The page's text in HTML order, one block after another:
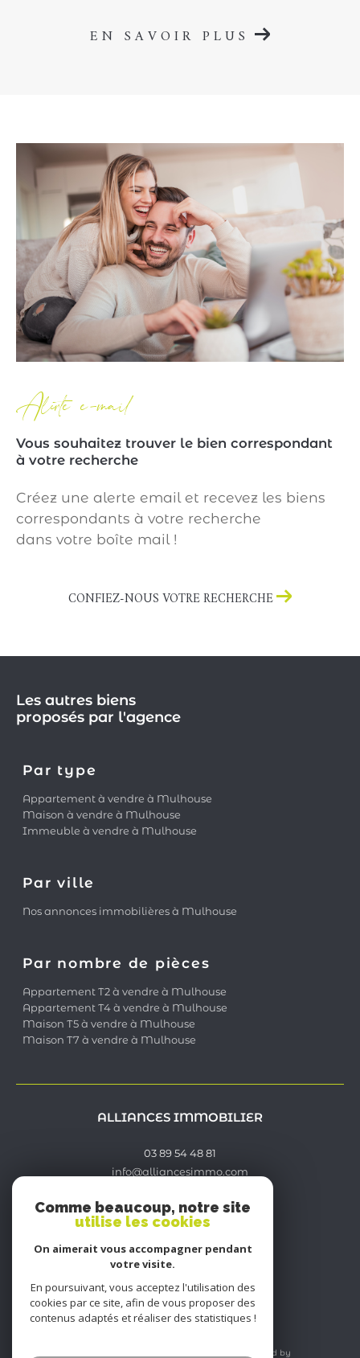
EN SAVOIR PLUS
Alerte e-mail
Vous souhaitez trouver le bien correspondant
à votre recherche
Créez une alerte email et recevez les biens
correspondants à votre recherche
dans votre boîte mail !
CONFIEZ-NOUS VOTRE RECHERCHE
Les autres biens
proposés par l'agence
Par type
Appartement à vendre à Mulhouse
Maison à vendre à Mulhouse
Immeuble à vendre à Mulhouse
Par ville
Nos annonces immobilières à Mulhouse
Par nombre de pièces
Appartement T2 à vendre à Mulhouse
Appartement T4 à vendre à Mulhouse
Maison T5 à vendre à Mulhouse
Maison T7 à vendre à Mulhouse
ALLIANCES IMMOBILIER
03 89 54 48 81
info@alliancesimmo.com
68200
mulhouse
Nous suivre sur
© 2026 | Tous droits réservés | Traduction powered by
Comme beaucoup, notre site
utilise les cookies
On aimerait vous accompagner pendant
votre visite.
En poursuivant, vous acceptez l'utilisation des
cookies par ce site, afin de vous proposer des
contenus adaptés et réaliser des statistiques !